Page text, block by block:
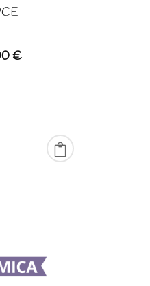
€Rango
hasta
99,00 €